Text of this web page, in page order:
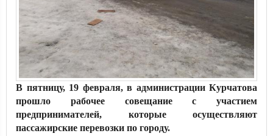
В пятницу, 19 февраля, в администрации Курчатова
прошло рабочее совещание с участием
предпринимателей, которые осуществляют
пассажирские перевозки по городу.